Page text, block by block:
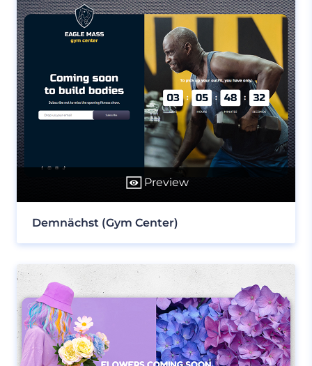
Preview
Demnächst (Gym Center)